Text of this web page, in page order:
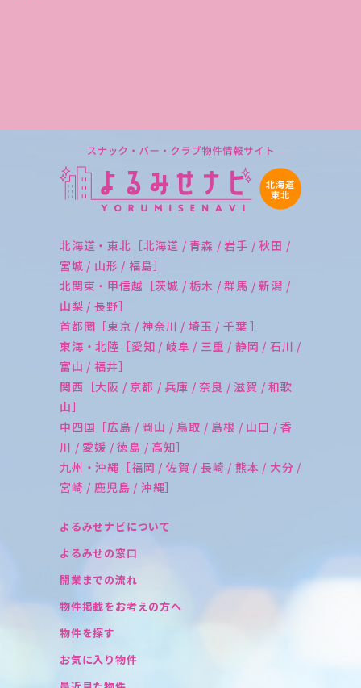
北海道・東北［北海道 / 青森 / 岩手 / 秋田 /
宮城 / 山形 / 福島］
北関東・甲信越［茨城 / 栃木 / 群馬 / 新潟 /
山梨 / 長野］
首都圏［東京 / 神奈川 / 埼玉 / 千葉 ］
東海・北陸［愛知 / 岐阜 / 三重 / 静岡 / 石川 /
富山 / 福井］
関西［大阪 / 京都 / 兵庫 / 奈良 / 滋賀 / 和歌
山］
中四国［広島 / 岡山 / 鳥取 / 島根 / 山口 / 香
川 / 愛媛 / 徳島 / 高知］
九州・沖縄［福岡 / 佐賀 / 長崎 / 熊本 / 大分 /
宮崎 / 鹿児島 / 沖縄］
よるみせナビについて
よるみせの窓口
開業までの流れ
物件掲載をお考えの方へ
物件を探す
お気に入り物件